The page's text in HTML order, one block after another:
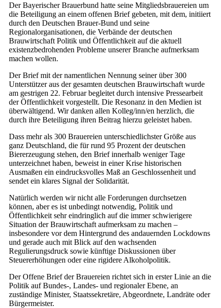
Der Bayerischer Brauerbund hatte seine Mitgliedsbrauereien um
die Beteiligung an einem offenen Brief gebeten, mit dem, initiiert
durch den Deutschen Brauer-Bund und seine
Regionalorganisationen, die Verbände der deutschen
Brauwirtschaft Politik und Öffentlichkeit auf die aktuell
existenzbedrohenden Probleme unserer Branche aufmerksam
machen wollen.
Der Brief mit der namentlichen Nennung seiner über 300
Unterstützer aus der gesamten deutschen Brauwirtschaft wurde
am gestrigen 22. Februar begleitet durch intensive Pressearbeit
der Öffentlichkeit vorgestellt. Die Resonanz in den Medien ist
überwältigend. Wir danken allen Kolleg/inn/en herzlich, die
durch ihre Beteiligung ihren Beitrag hierzu geleistet haben.
Dass mehr als 300 Brauereien unterschiedlichster Größe aus
ganz Deutschland, die für rund 95 Prozent der deutschen
Biererzeugung stehen, den Brief innerhalb weniger Tage
unterzeichnet haben, beweist in einer Krise historischen
Ausmaßen ein eindrucksvolles Maß an Geschlossenheit und
sendet ein klares Signal der Solidarität.
Natürlich werden wir nicht alle Forderungen durchsetzen
können, aber es ist unbedingt notwendig, Politik und
Öffentlichkeit sehr eindringlich auf die immer schwierigere
Situation der Brauwirtschaft aufmerksam zu machen –
insbesondere vor dem Hintergrund des andauernden Lockdowns
und gerade auch mit Blick auf den wachsenden
Regulierungsdruck sowie künftige Diskussionen über
Steuererhöhungen oder eine rigidere Alkoholpolitik.
Der Offene Brief der Brauereien richtet sich in erster Linie an die
Politik auf Bundes-, Landes- und regionaler Ebene, an
zuständige Minister, Staatssekretäre, Abgeordnete, Landräte oder
Bürgermeister.